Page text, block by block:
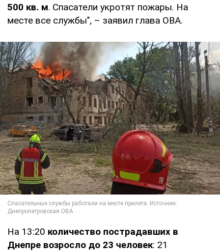
500 кв. м. Спасатели укротят пожары. На
месте все службы", – заявил глава ОВА.
На 13:20 количество пострадавших в
Днепре возросло до 23 человек: 21